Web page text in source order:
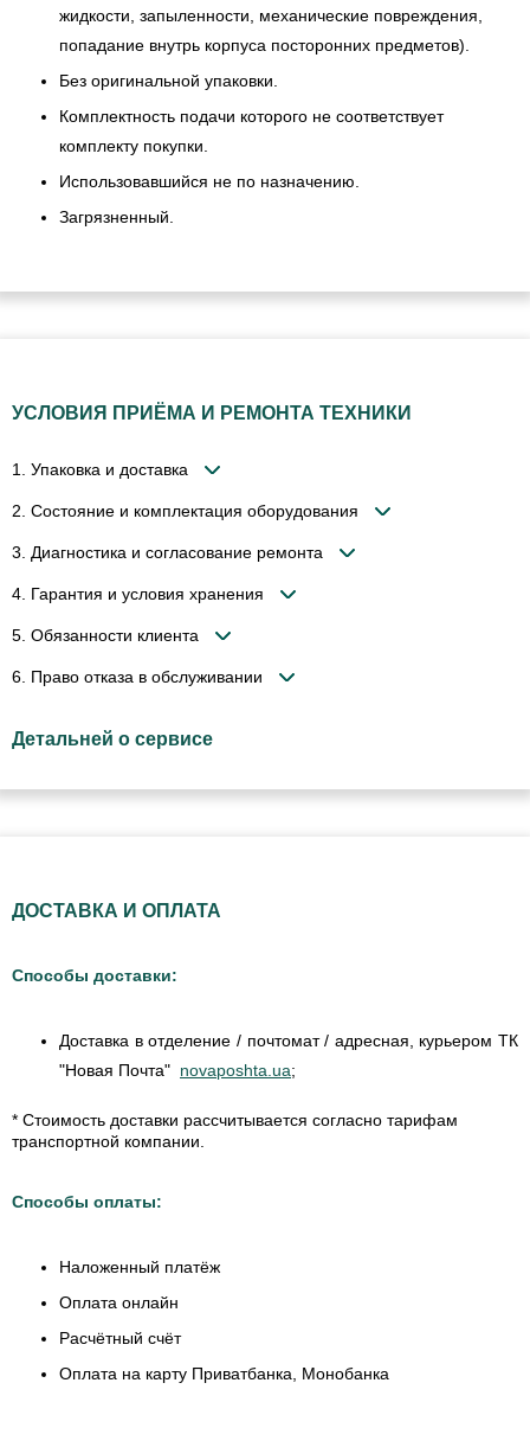
жидкости, запыленности, механические повреждения,
попадание внутрь корпуса посторонних предметов).
Без оригинальной упаковки.
Комплектность подачи которого не соответствует
комплекту покупки.
Использовавшийся не по назначению.
Загрязненный.
УСЛОВИЯ ПРИЁМА И РЕМОНТА ТЕХНИКИ
1. Упаковка и доставка
2. Состояние и комплектация оборудования
3. Диагностика и согласование ремонта
4. Гарантия и условия хранения
5. Обязанности клиента
6. Право отказа в обслуживании
Детальней о сервисе
ДОСТАВКА И ОПЛАТА
Способы доставки:
Доставка в отделение / почтомат / адресная, курьером ТК
"Новая Почта" novaposhta.ua;
* Стоимость доставки рассчитывается согласно тарифам
транспортной компании.
Способы оплаты:
Наложенный платёж
Оплата онлайн
Расчётный счёт
Оплата на карту Приватбанка, Монобанка